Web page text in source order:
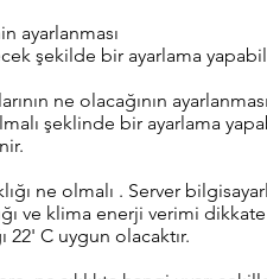
ayarlanması
şekilde bir ayarlama
ne olacağının ayarlanması
şeklinde bir ayarlama
ne olmalı . Server
ve klima enerji verimi
22' C uygun olacaktır.